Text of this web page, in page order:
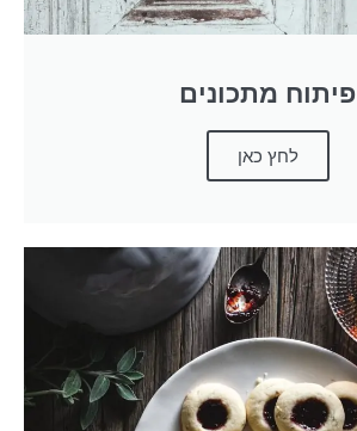
פיתוח מתכונים
לחץ כאן